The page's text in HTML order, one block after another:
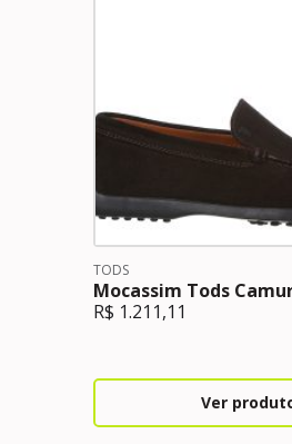
TODS
Mocassim Tods
R$ 1.211,11
Ver